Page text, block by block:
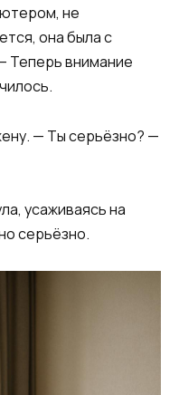
не
она была с
Теперь внимание
— Ты серьёзно? —
усаживаясь на
серьёзно.